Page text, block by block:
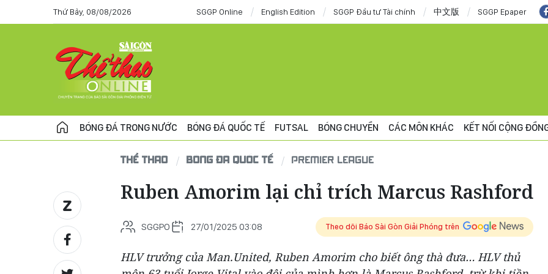
Thứ Bảy, 08/08/2026 SGGP Online English Edition SGGP Đầu tư Tài chính 中文版 SGGP Epaper
BÓNG ĐÁ TRONG NƯỚC BÓNG ĐÁ QUỐC TẾ FUTSAL BÓNG CHUYỀN CÁC MÔN KHÁC KẾT NỐI CỘNG
THỂ THAO BÓNG ĐÁ QUỐC TẾ PREMIER LEAGUE
Ruben Amorim lại chỉ trích Marcus Rashford
SGGPO 27/01/2025 03:08 Theo dõi Báo Sài Gòn Giải Phóng trên
HLV trưởng của Man.United, Ruben Amorim cho biết ông thà đưa… HLV thủ